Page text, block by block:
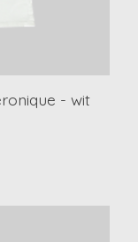
- wit